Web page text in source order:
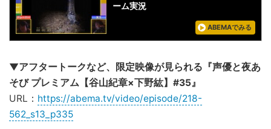
ーム実況
ABEMAでみる
▼アフタートークなど、限定映像が見られる『声優と夜あ
そび プレミアム【谷山紀章×下野紘】#35』
URL： https://abema.tv/video/episode/218-
562_s13_p335